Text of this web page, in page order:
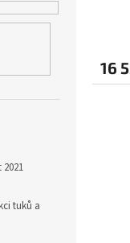
2021
tuků a
16